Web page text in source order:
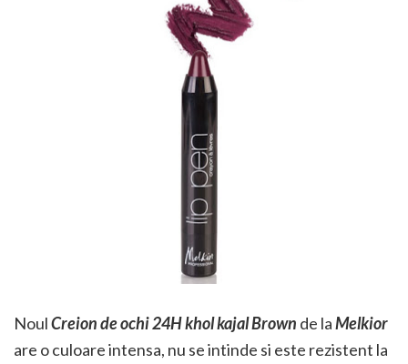
NoulCreion de ochi 24H khol kajal Brown de laMelkior
are o culoare intensa, nu se intinde si este rezistent la